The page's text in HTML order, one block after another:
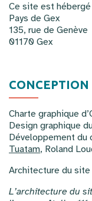
Ce site est hébergé
Pays de Gex
135, rue de Genève
01170 Gex
Charte graphique
Design graphique
Développement du
Tuatam, Roland
Architecture du site
L’architecture du